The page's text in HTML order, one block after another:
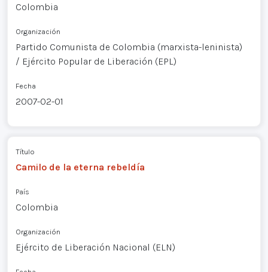
Colombia
Organización
Partido Comunista de Colombia (marxista-leninista)
/ Ejército Popular de Liberación (EPL)
Fecha
2007-02-01
Título
Camilo de la eterna rebeldía
País
Colombia
Organización
Ejército de Liberación Nacional (ELN)